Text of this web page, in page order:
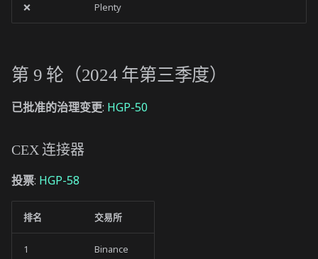
❌ Plenty
第 9 轮（2024 年第三季度）
已批准的治理变更: HGP-50
CEX 连接器
投票: HGP-58
排名 交易所
1 Binance